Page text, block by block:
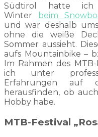
Südtirol hatte ich
Winter beim
und war deshalb
ohne die weiße
Sommer aussieht.
aufs Mountainbike –
Im Rahmen des MTB-
ich unter
Erfahrungen auf
herausfinden, ob
Hobby habe.
MTB-Festival